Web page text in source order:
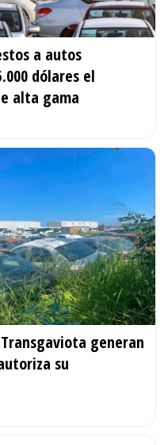
a autos
dólares el
alta gama
generan
su